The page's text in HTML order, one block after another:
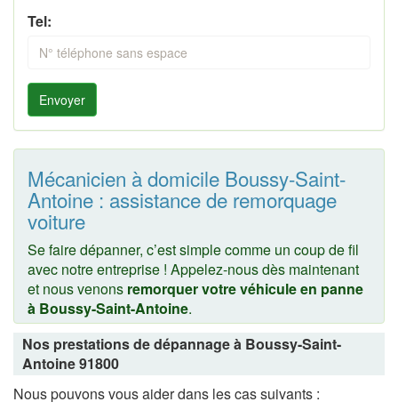
Tel:
Envoyer
Mécanicien à domicile Boussy-Saint-
Antoine : assistance de remorquage
voiture
Se faire dépanner, c’est simple comme un coup de fil
avec notre entreprise ! Appelez-nous dès maintenant
et nous venons remorquer votre véhicule en panne
à Boussy-Saint-Antoine.
Nos prestations de dépannage à Boussy-Saint-
Antoine 91800
Nous pouvons vous aider dans les cas suivants :